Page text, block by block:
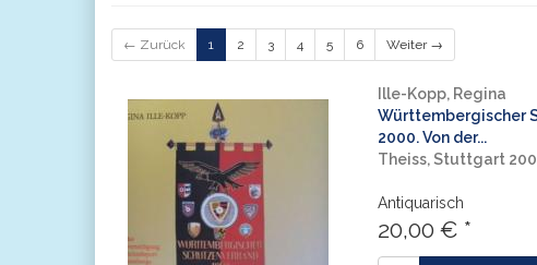
← Zurück 1 2 3 4 5 6 Weiter →
Ille-Kopp, Regina
Württembergischer
2000. Von der...
Theiss, Stuttgart
Antiquarisch
20,00 € *